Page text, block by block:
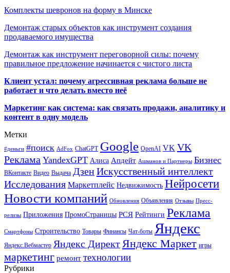
Комплекты шевронов на форму в Минске
Демонтаж старых объектов как инструмент создания
продаваемого имущества
Демонтаж как инструмент переговорной силы: почему
правильное предложение начинается с чистого листа
Клиент устал: почему агрессивная реклама больше не
работает и что делать вместо неё
Маркетинг как система: как связать продажи, аналитику и
контент в одну модель
Метки
#деньги #поиск AdFox ChatGPT Google OpenAI VK VK
Реклама YandexGPT Алиса Апдейт Ашманов и Партнеры Бизнес
ВКонтакте Видео Выдача ДзенИскусственный интеллект
Исследования Маркетплейс Недвижимость Нейросети
Новости компаний Обновления Объявления Отзывы Пресс-
релизы Приложения ПромоСтраницы РСЯ Рейтинги Реклама
Смартфоны Строительство Товары Финансы Чат-боты Яндекс
Яндекс.Вебмастер Яндекс Директ Яндекс Маркет игры
маркетинг ремонт технологии
Рубрики